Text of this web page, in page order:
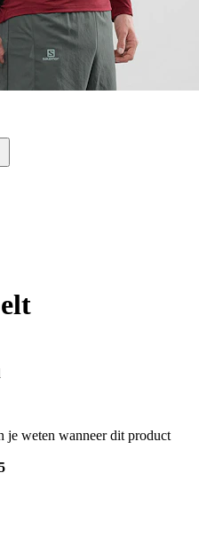
je weten wanneer dit product